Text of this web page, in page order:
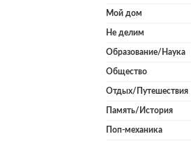
Мой дом
Не делим
Образование/Наука
Общество
Отдых/Путешествия
Память/История
Поп-механика